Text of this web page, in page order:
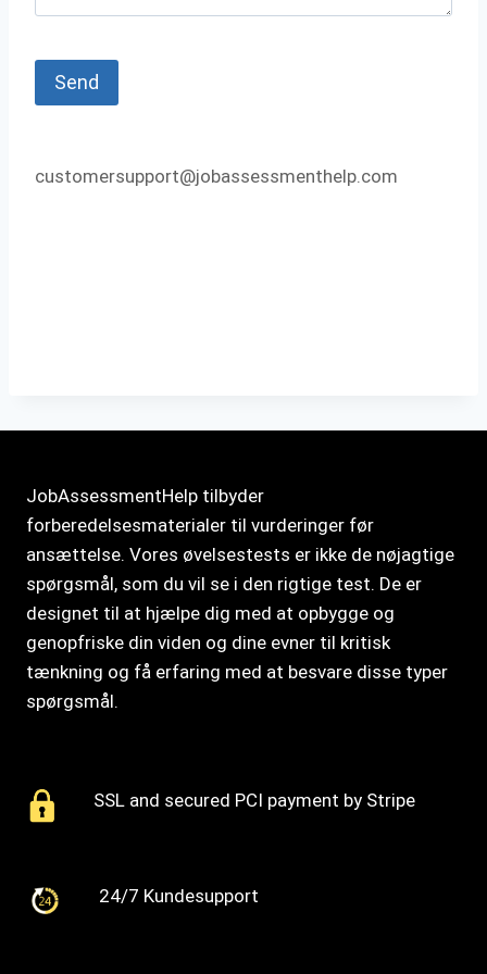
customersupport@jobassessmenthelp.com
JobAssessmentHelp tilbyder
forberedelsesmaterialer til vurderinger før
ansættelse. Vores øvelsestests er ikke de nøjagtige
spørgsmål, som du vil se i den rigtige test. De er
designet til at hjælpe dig med at opbygge og
genopfriske din viden og dine evner til kritisk
tænkning og få erfaring med at besvare disse typer
spørgsmål.
SSL and secured PCI payment by Stripe
24/7 Kundesupport